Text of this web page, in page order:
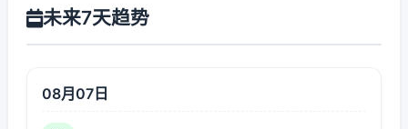
未来7天趋势
08月07日